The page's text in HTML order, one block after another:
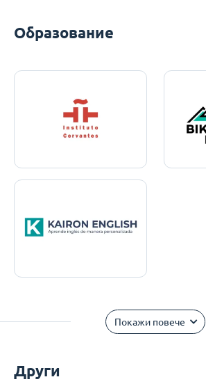
Образование
Покажи повече
Други